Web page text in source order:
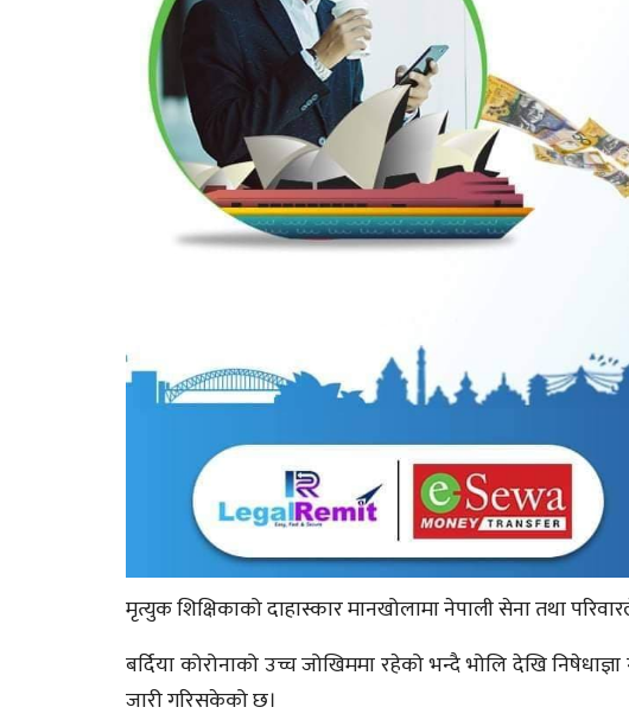
मृत्युक शिक्षिकाको दाहास्कार मानखोलामा नेपाली सेना तथा
बर्दिया कोरोनाको उच्च जोखिममा रहेको भन्दै भोलि देखि
जारी गरिसकेको छ।